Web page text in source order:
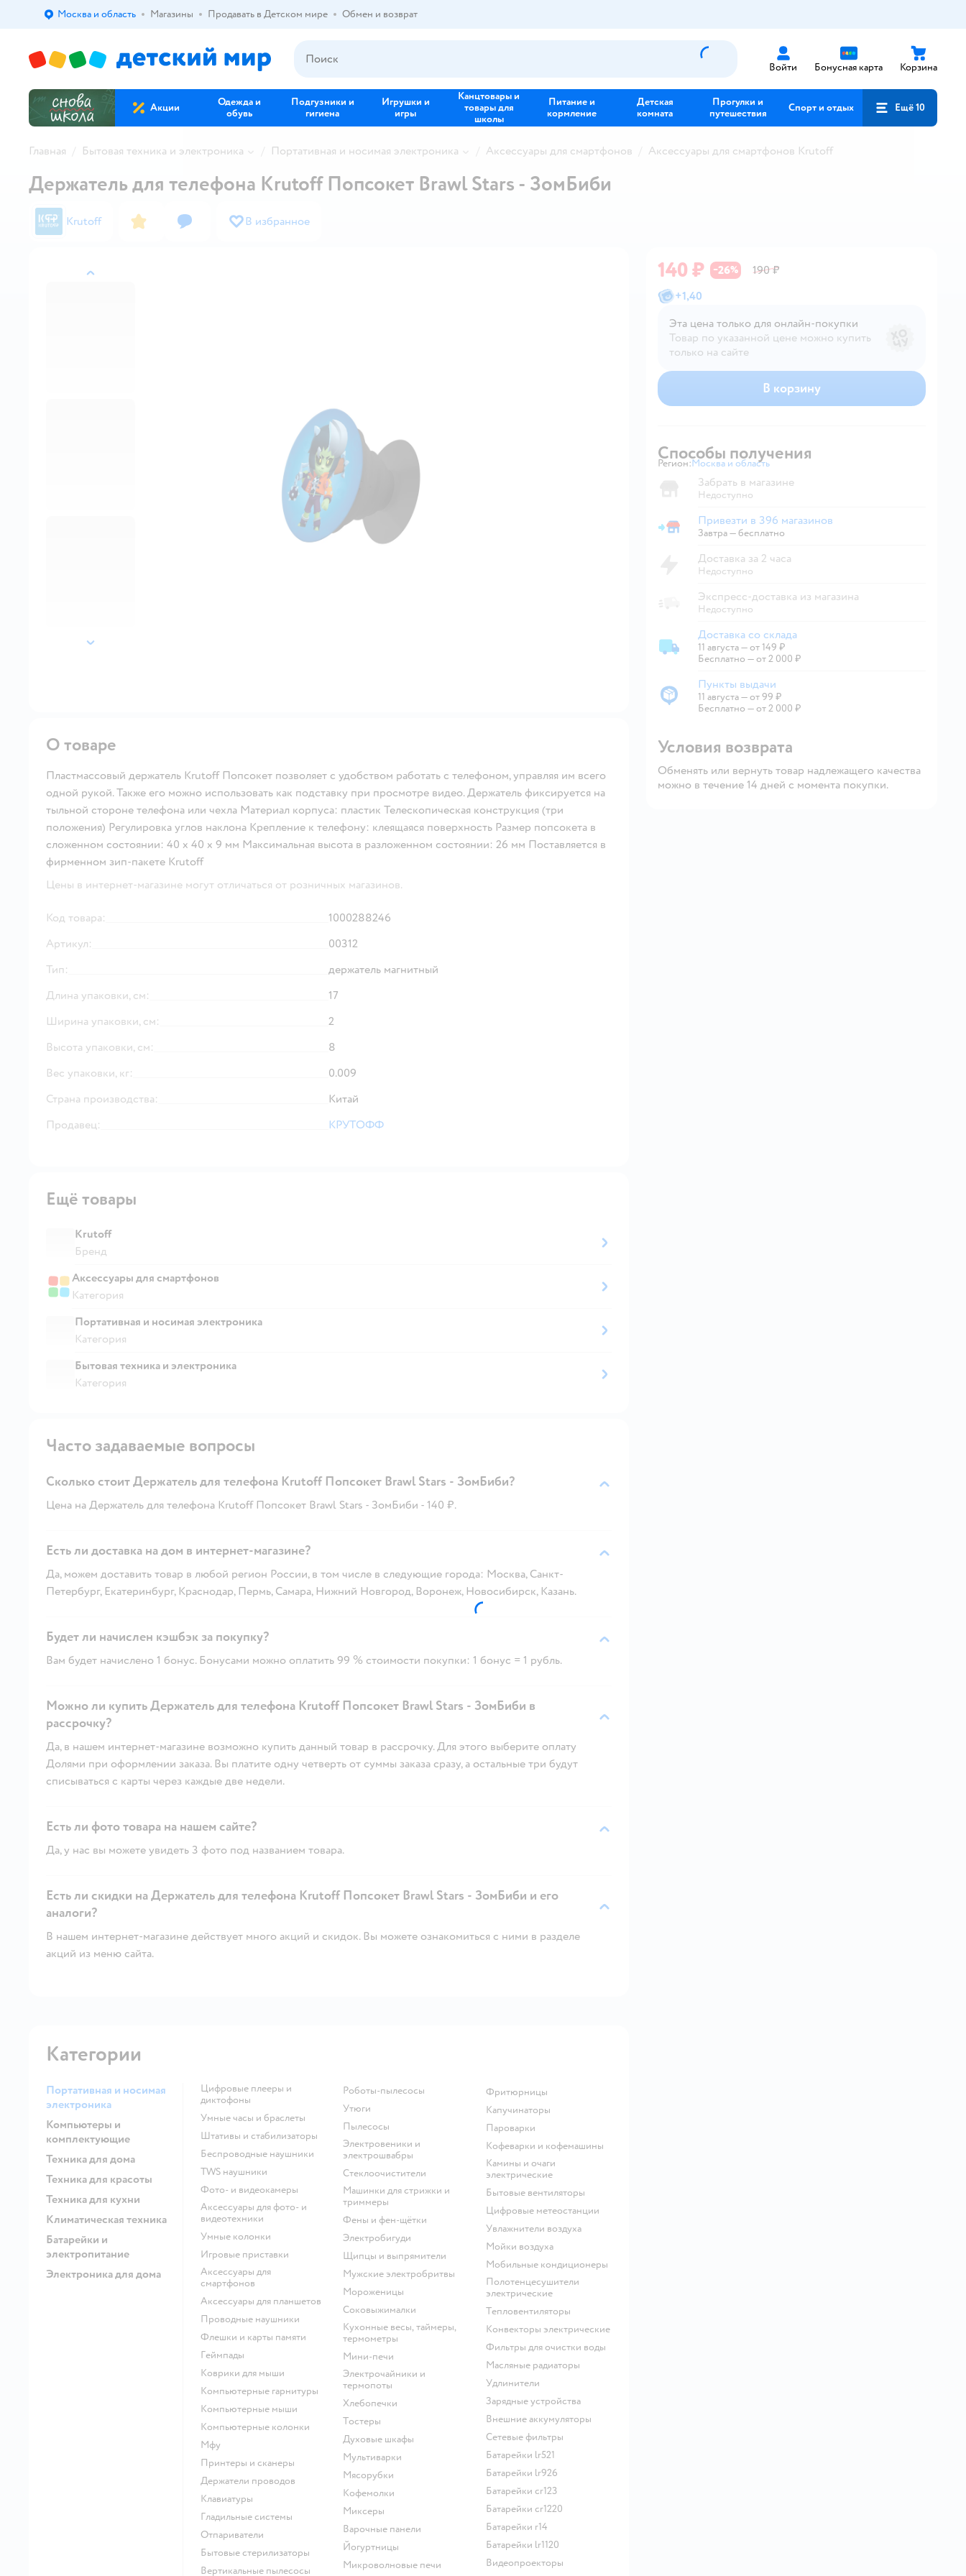
Выбор адреса доставки.
Москва и область Магазины Продавать в Детском мире Обмен и возврат
Войти Бонусная карта Корзина
Акции
Одежда и
обувь
Подгузники и
гигиена
Игрушки и
игры
Канцтовары и
товары для
школы
Питание и
кормление
Детская
комната
Прогулки и
путешествия
Спорт и отдых Ещё 10
Главная Бытовая техника и электроника Портативная и носимая электроника Аксессуары для смартфонов Аксессуары для смартфонов Krutoff
назад
далее
Держатель для телефона Krutoff Попсокет Brawl Stars - ЗомБиби
Krutoff В избранное
140 ₽ −26%
190 ₽
+1,40
Эта цена только для онлайн‑покупки
Товар по указанной цене можно купить
только на сайте
В корзину
Способы получения
Регион: Выбор адреса доставки.
Москва и область
Забрать в магазине
Недоступно
Привезти в магазин
Привезти в 396 магазинов
Завтра—бесплатно
Доставка за 2 часа
Недоступно
Экспресс-доставка из магазина
Недоступно
Доставка со склада
Доставка со склада
11 августа—от 149 ₽
Бесплатно — от 2 000 ₽
Пункты выдачи
Пункты выдачи
11 августа—от 99 ₽
Бесплатно — от 2 000 ₽
Условия возврата
Обменять или вернуть товар надлежащего качества
можно в течение 14 дней с момента покупки.
О товаре
Пластмассовый держатель Krutoff Попсокет позволяет с удобством работать с телефоном, управляя им всего
одной рукой. Также его можно использовать как подставку при просмотре видео. Держатель фиксируется на
тыльной стороне телефона или чехла Материал корпуса: пластик Телескопическая конструкция (три
положения) Регулировка углов наклона Крепление к телефону: клеящаяся поверхность Размер попсокета в
сложенном состоянии: 40 x 40 x 9 мм Максимальная высота в разложенном состоянии: 26 мм Поставляется в
фирменном зип-пакете Krutoff
Цены в интернет-магазине могут отличаться от розничных магазинов.
Код товара:
1000288246
Артикул:
00312
Тип:
держатель магнитный
Длина упаковки, см:
17
Ширина упаковки, см:
2
Высота упаковки, см:
8
Вес упаковки, кг:
0.009
Страна производства:
Китай
Продавец:
КРУТОФФ
Ещё товары
Krutoff
Бренд
Аксессуары для смартфонов
Категория
Портативная и носимая электроника
Категория
Бытовая техника и электроника
Категория
Часто задаваемые вопросы
Сколько стоит Держатель для телефона Krutoff Попсокет Brawl Stars - ЗомБиби?
Цена на Держатель для телефона Krutoff Попсокет Brawl Stars - ЗомБиби - 140 ₽.
Есть ли доставка на дом в интернет-магазине?
Да, можем доставить товар в любой регион России, в том числе в следующие города: Москва, Санкт-
Петербург, Екатеринбург, Краснодар, Пермь, Самара, Нижний Новгород, Воронеж, Новосибирск, Казань.
Будет ли начислен кэшбэк за покупку?
Вам будет начислено 1 бонус. Бонусами можно оплатить 99 % стоимости покупки: 1 бонус = 1 рубль.
Можно ли купить Держатель для телефона Krutoff Попсокет Brawl Stars - ЗомБиби в
рассрочку?
Да, в нашем интернет-магазине возможно купить данный товар в рассрочку. Для этого выберите оплату
Долями при оформлении заказа. Вы платите одну четверть от суммы заказа сразу, а остальные три будут
списываться с карты через каждые две недели.
Есть ли фото товара на нашем сайте?
Да, у нас вы можете увидеть 3 фото под названием товара.
Есть ли скидки на Держатель для телефона Krutoff Попсокет Brawl Stars - ЗомБиби и его
аналоги?
В нашем интернет-магазине действует много акций и скидок. Вы можете ознакомиться с ними в разделе
акций из меню сайта.
Категории
Портативная и носимая
электроника
Компьютеры и
комплектующие
Техника для дома
Техника для красоты
Техника для кухни
Климатическая техника
Батарейки и
электропитание
Электроника для дома
цифровые плееры и
диктофоны
умные часы и браслеты
штативы и стабилизаторы
беспроводные наушники
TWS наушники
фото- и видеокамеры
аксессуары для фото- и
видеотехники
умные колонки
игровые приставки
аксессуары для
смартфонов
аксессуары для планшетов
проводные наушники
флешки и карты памяти
геймпады
коврики для мыши
компьютерные гарнитуры
компьютерные мыши
компьютерные колонки
мфу
принтеры и сканеры
держатели проводов
клавиатуры
гладильные системы
отпариватели
бытовые стерилизаторы
вертикальные пылесосы
роботы-пылесосы
утюги
пылесосы
электровеники и
электрошвабры
стеклоочистители
машинки для стрижки и
триммеры
фены и фен-щётки
электробигуди
щипцы и выпрямители
мужские электробритвы
мороженицы
соковыжималки
кухонные весы, таймеры,
термометры
мини-печи
электрочайники и
термопоты
хлебопечки
тостеры
духовые шкафы
мультиварки
мясорубки
кофемолки
миксеры
варочные панели
йогуртницы
микроволновые печи
фритюрницы
капучинаторы
пароварки
кофеварки и кофемашины
камины и очаги
электрические
бытовые вентиляторы
цифровые метеостанции
увлажнители воздуха
мойки воздуха
мобильные кондиционеры
полотенцесушители
электрические
тепловентиляторы
конвекторы электрические
фильтры для очистки воды
масляные радиаторы
удлинители
зарядные устройства
внешние аккумуляторы
сетевые фильтры
батарейки lr521
батарейки lr926
батарейки cr123
батарейки cr1220
батарейки r14
батарейки lr1120
видеопроекторы